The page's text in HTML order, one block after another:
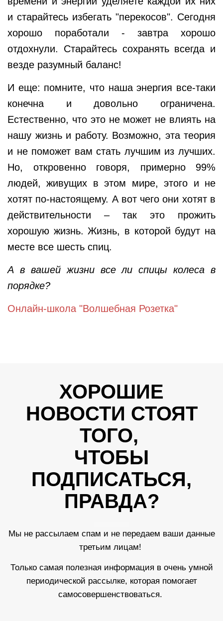
и старайтесь избегать "перекосов". Сегодня
хорошо поработали - завтра хорошо
отдохнули. Старайтесь сохранять всегда и
везде разумный баланс!
И еще: помните, что наша энергия все-таки
конечна и довольно ограничена.
Естественно, что это не может не влиять на
нашу жизнь и работу. Возможно, эта теория
и не поможет вам стать лучшим из лучших.
Но, откровенно говоря, примерно 99%
людей, живущих в этом мире, этого и не
хотят по-настоящему. А вот чего они хотят в
действительности – так это прожить
хорошую жизнь. Жизнь, в которой будут на
месте все шесть спиц.
А в вашей жизни все ли спицы колеса в
порядке?
Онлайн-школа "Волшебная Розетка"
ХОРОШИЕ
НОВОСТИ СТОЯТ
ТОГО,
ЧТОБЫ
ПОДПИСАТЬСЯ,
ПРАВДА?
Мы не рассылаем спам и не передаем ваши данные
третьим лицам!
Только самая полезная информация в очень умной
периодической рассылке, которая помогает
самосовершенствоваться.